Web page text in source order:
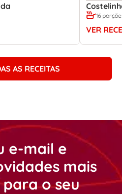
16
VER
AS RECEITAS
e-mail e
mais
o seu